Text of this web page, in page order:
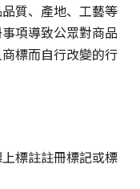
質、產地、工藝等
項導致公眾對商品
標而自行改變的行
標註註冊標記或標